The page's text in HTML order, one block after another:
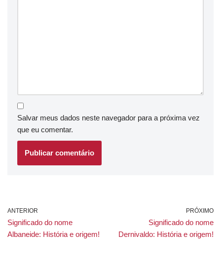
Salvar meus dados neste navegador para a próxima vez
que eu comentar.
ANTERIOR
Significado do nome
Albaneide: História e origem!
PRÓXIMO
Significado do nome
Dernivaldo: História e origem!